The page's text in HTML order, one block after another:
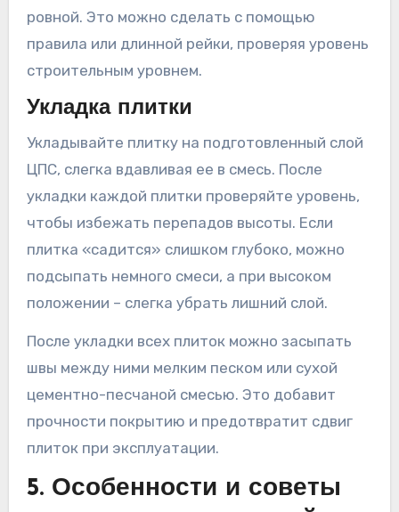
ровной. Это можно сделать с помощью
правила или длинной рейки, проверяя уровень
строительным уровнем.
Укладка плитки
Укладывайте плитку на подготовленный слой
ЦПС, слегка вдавливая ее в смесь. После
укладки каждой плитки проверяйте уровень,
чтобы избежать перепадов высоты. Если
плитка «садится» слишком глубоко, можно
подсыпать немного смеси, а при высоком
положении – слегка убрать лишний слой.
После укладки всех плиток можно засыпать
швы между ними мелким песком или сухой
цементно-песчаной смесью. Это добавит
прочности покрытию и предотвратит сдвиг
плиток при эксплуатации.
5. Особенности и советы